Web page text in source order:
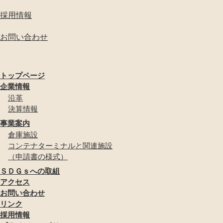
採用情報
お問い合わせ
トップページ
企業情報
沿革
決算情報
事業案内
倉庫施設
コンテナターミナルと関連施設
（申請書の様式）
ＳＤＧｓへの取組
アクセス
お問い合わせ
リンク
採用情報